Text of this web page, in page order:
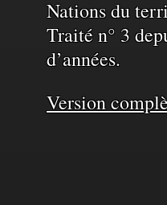
Nations du
Traité n° 3
d’années.
Version